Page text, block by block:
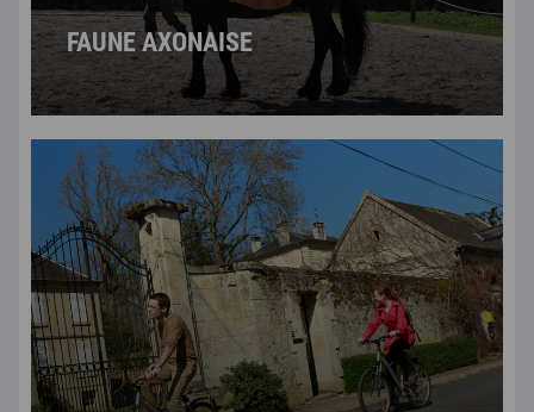
FAUNE AXONAISE